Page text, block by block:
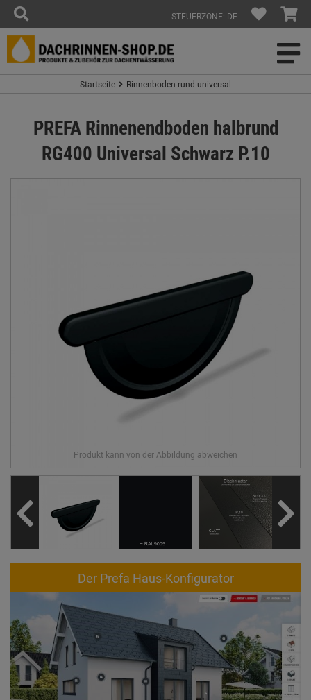
STEUERZONE: DE
Startseite Rinnenboden rund universal
PREFA Rinnenendboden halbrund
RG400 Universal Schwarz P.10
Der Prefa Haus-Konfigurator